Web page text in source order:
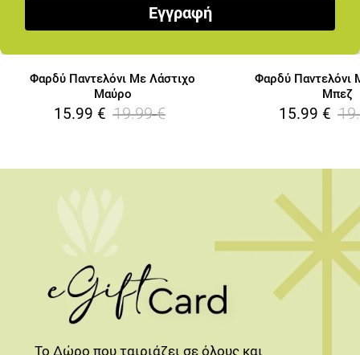
Μαύρο
€ 19.99
Μπεζ
€
φτάνει μέσα σε λίγα λεπτά
Εγγραφή